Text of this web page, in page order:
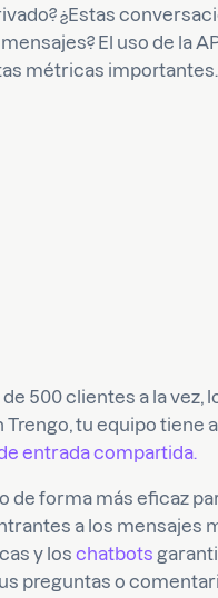
¿Estas
El uso de la
métricas importantes.
500 clientes a la vez,
tu equipo tiene
entrada compartida.
de forma más eficaz
a los mensajes
y loschatbots
preguntas o